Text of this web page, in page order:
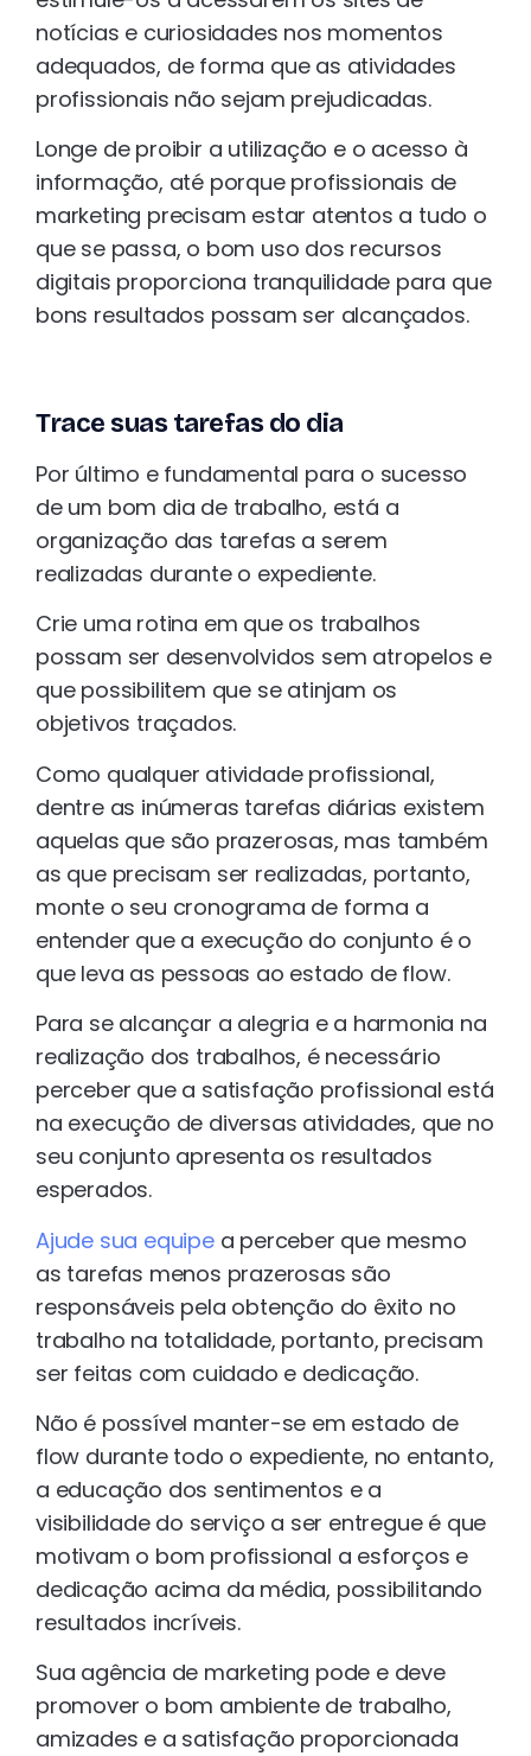
notícias e curiosidades nos momentos
adequados, de forma que as atividades
profissionais não sejam prejudicadas.
Longe de proibir a utilização e o acesso à
informação, até porque profissionais de
marketing precisam estar atentos a tudo o
que se passa, o bom uso dos recursos
digitais proporciona tranquilidade para que
bons resultados possam ser alcançados.
Trace suas tarefas do dia
Por último e fundamental para o sucesso
de um bom dia de trabalho, está a
organização das tarefas a serem
realizadas durante o expediente.
Crie uma rotina em que os trabalhos
possam ser desenvolvidos sem atropelos e
que possibilitem que se atinjam os
objetivos traçados.
Como qualquer atividade profissional,
dentre as inúmeras tarefas diárias existem
aquelas que são prazerosas, mas também
as que precisam ser realizadas, portanto,
monte o seu cronograma de forma a
entender que a execução do conjunto é o
que leva as pessoas ao estado de flow.
Para se alcançar a alegria e a harmonia na
realização dos trabalhos, é necessário
perceber que a satisfação profissional está
na execução de diversas atividades, que no
seu conjunto apresenta os resultados
esperados.
Ajude sua equipea perceber que mesmo
as tarefas menos prazerosas são
responsáveis pela obtenção do êxito no
trabalho na totalidade, portanto, precisam
ser feitas com cuidado e dedicação.
Não é possível manter-se em estado de
flow durante todo o expediente, no entanto,
a educação dos sentimentos e a
visibilidade do serviço a ser entregue é que
motivam o bom profissional a esforços e
dedicação acima da média, possibilitando
resultados incríveis.
Sua agência de marketing pode e deve
promover o bom ambiente de trabalho,
amizades e a satisfação proporcionada